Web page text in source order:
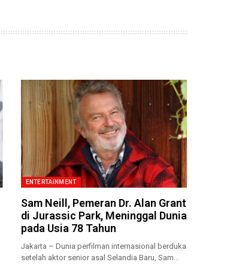
ENTERTAINMENT
Sam Neill, Pemeran Dr. Alan Grant
di Jurassic Park, Meninggal Dunia
pada Usia 78 Tahun
Jakarta – Dunia perfilman internasional berduka
setelah aktor senior asal Selandia Baru, Sam...